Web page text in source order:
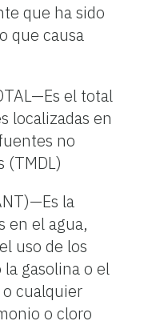
que ha sido
que causa
el total
localizadas en
no
(TMDL)
la
en el agua,
uso de los
gasolina o el
cualquier
o cloro